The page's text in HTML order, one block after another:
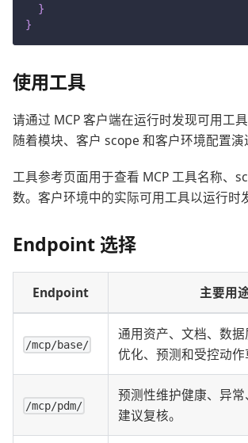
}
}
使用工具
请通过 MCP 客户端在运行时发现可用工
随着模块、客户 scope 和客户环境配置演
工具参考页面用于查看 MCP 工具名称、
数。客户环境中的实际可用工具以运行时
Endpoint 选择
Endpoint 主要用
/mcp/base/
通用资产、文档、数据
优化、预测和受控动作
/mcp/pdm/
预测性维护健康、异
建议复核。